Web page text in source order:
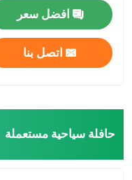
افضل سعر
اتصل بنا
حافلة سياحية مستعملة